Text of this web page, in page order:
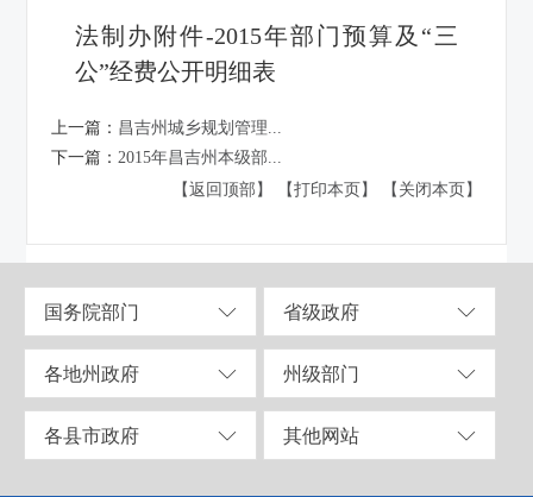
法制办附件-2015年部门预算及“三
公”经费公开明细表
上一篇： 昌吉州城乡规划管理...
下一篇： 2015年昌吉州本级部...
【返回顶部】
【打印本页】 【关闭本页】
国务院部门 省级政府
各地州政府 州级部门
各县市政府 其他网站